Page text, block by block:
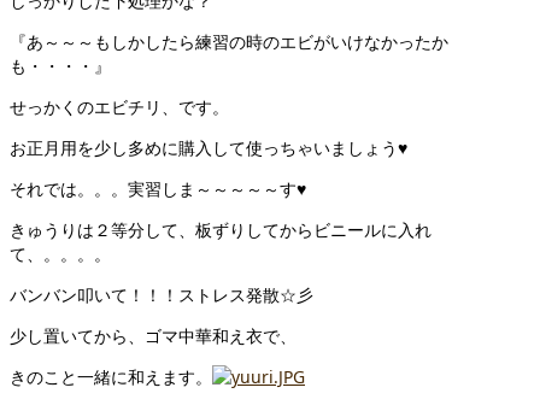
『あ～～～もしかしたら練習の時のエビがいけなかったか
も・・・・』
せっかくのエビチリ、です。
お正月用を少し多めに購入して使っちゃいましょう♥
それでは。。。実習しま～～～～～す♥
きゅうりは２等分して、板ずりしてからビニールに入れ
て、。。。。
バンバン叩いて！！！ストレス発散☆彡
少し置いてから、ゴマ中華和え衣で、
きのこと一緒に和えます。